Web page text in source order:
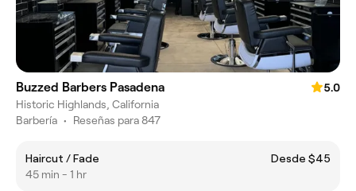
Buzzed Barbers Pasadena
5.0
Historic Highlands, California
Barbería • Reseñas para 847
Haircut / Fade
Desde $45
45 min - 1 hr